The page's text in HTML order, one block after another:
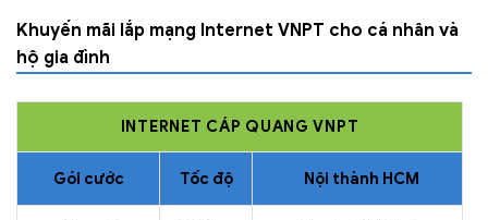
Khuyến mãi lắp mạng Internet VNPT cho cá nhân và
hộ gia đình
INTERNET CÁP QUANG VNPT
Gói cước Tốc độ Nội thành HCM